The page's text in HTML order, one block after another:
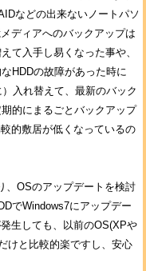
などの出来ないノートパソ
ディアへのバックアップは
て入手し易くなった事や、
HDDの故障があった時に
入れ替えて、最新のバック
的にまるごとバックアップ
的敷居が低くなっているの
、OSのアップデートを検討
でWindows7にアップデー
生しても、以前のOS(XPや
けと比較的楽ですし、安心